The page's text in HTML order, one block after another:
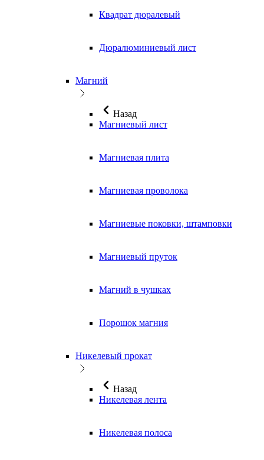
Квадрат дюралевый
Дюралюминиевый лист
Магний
Назад
Магниевый лист
Магниевая плита
Магниевая проволока
Магниевые поковки, штамповки
Магниевый пруток
Магний в чушках
Порошок магния
Никелевый прокат
Назад
Никелевая лента
Никелевая полоса